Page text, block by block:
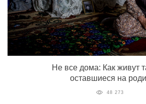
Не все дома: Как живут
оставшиеся на
48 273